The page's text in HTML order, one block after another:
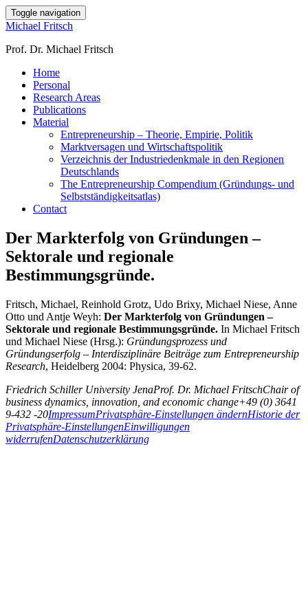
Toggle navigation
Michael Fritsch
Prof. Dr. Michael Fritsch
Home
Personal
Research Areas
Publications
Material
Entrepreneurship – Theorie, Empirie, Politik
Marktversagen und Wirtschaftspolitik
Verzeichnis der Industriedenkmale in den Regionen
Deutschlands
The Entrepreneurship Compendium (Gründungs- und
Selbstständigkeitsatlas)
Contact
Der Markterfolg von Gründungen –
Sektorale und regionale
Bestimmungsgründe.
Fritsch, Michael, Reinhold Grotz, Udo Brixy, Michael Niese, Anne
Otto und Antje Weyh: Der Markterfolg von Gründungen –
Sektorale und regionale Bestimmungsgründe. In Michael Fritsch
und Michael Niese (Hrsg.): Gründungsprozess und
Gründungserfolg – Interdisziplinäre Beiträge zum Entrepreneurship
Research, Heidelberg 2004: Physica, 39-62.
Friedrich Schiller University JenaProf. Dr. Michael FritschChair of
business dynamics, innovation, and economic change+49 (0) 3641
9-432 -20ImpressumPrivatsphäre-Einstellungen ändernHistorie der
Privatsphäre-EinstellungenEinwilligungen
widerrufenDatenschutzerklärung